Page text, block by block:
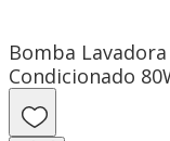
Bomba
Condicionado